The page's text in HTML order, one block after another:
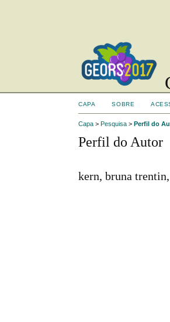
CAPA SOBRE
Capa >Pesquisa >Perfil do
Perfil do Autor
kern, bruna